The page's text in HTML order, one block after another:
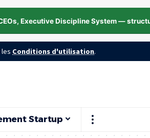
Executive Discipline System —
Conditions d'utilisation.
Startup